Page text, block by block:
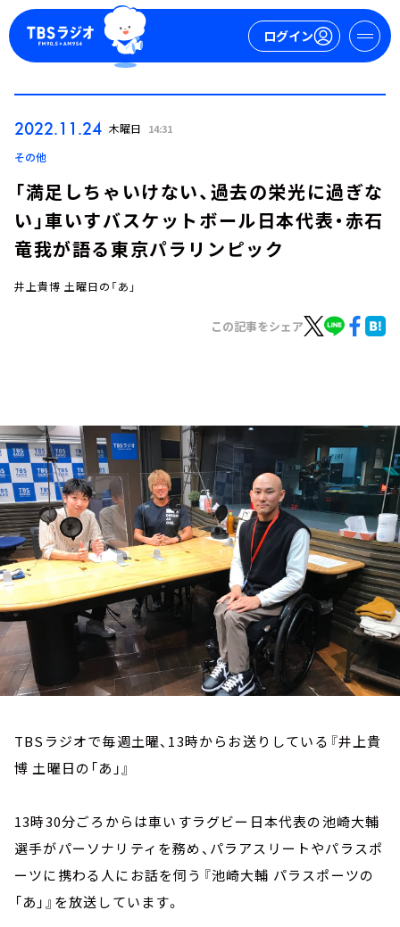
ログイン
イベント・グッズ
YouTube
会社情報
2022.11.24 木曜日 14:31
その他
「満足しちゃいけない、過去の栄光に過ぎな
い」車いすバスケットボール日本代表・赤石
竜我が語る東京パラリンピック
井上貴博 土曜日の「あ」
この記事をシェア
TBSラジオで毎週土曜、13時からお送りしている『井上貴
博 土曜日の「あ」』
13時30分ごろからは車いすラグビー日本代表の池崎大輔
選手がパーソナリティを務め、パラアスリートやパラスポ
ーツに携わる人にお話を伺う『池崎大輔 パラスポーツの
「あ」』を放送しています。